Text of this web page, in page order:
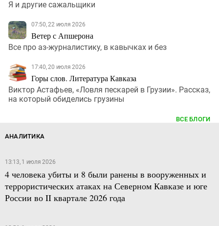
Я и другие сажальщики
07:50, 22 июля 2026
Ветер с Апшерона
Все про аз-журналистику, в кавычках и без
17:40, 20 июля 2026
Горы слов. Литература Кавказа
Виктор Астафьев, «Ловля пескарей в Грузии». Рассказ,
на который обиделись грузины
ВСЕ БЛОГИ
АНАЛИТИКА
13:13, 1 июля 2026
4 человека убиты и 8 были ранены в вооруженных и
террористических атаках на Северном Кавказе и юге
России во II квартале 2026 года